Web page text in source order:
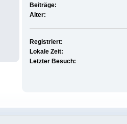
Beiträge:
Alter:
Registriert:
Lokale Zeit:
Letzter Besuch: